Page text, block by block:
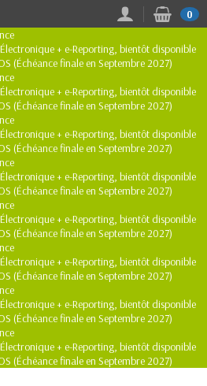
+ e-Reporting, bientôt disponible
(Échéance finale en Septembre 2027)
+ e-Reporting, bientôt disponible
(Échéance finale en Septembre 2027)
+ e-Reporting, bientôt disponible
(Échéance finale en Septembre 2027)
+ e-Reporting, bientôt disponible
(Échéance finale en Septembre 2027)
+ e-Reporting, bientôt disponible
(Échéance finale en Septembre 2027)
+ e-Reporting, bientôt disponible
(Échéance finale en Septembre 2027)
+ e-Reporting, bientôt disponible
(Échéance finale en Septembre 2027)
+ e-Reporting, bientôt disponible
(Échéance finale en Septembre 2027)
0